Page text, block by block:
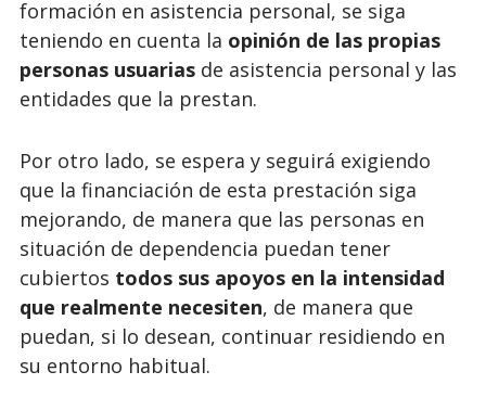
formación en asistencia personal, se siga
teniendo en cuenta la opinión de las propias
personas usuariasde asistencia personal y las
entidades que la prestan.
Por otro lado, se espera y seguirá exigiendo
que la financiación de esta prestación siga
mejorando, de manera que las personas en
situación de dependencia puedan tener
cubiertos todos sus apoyos en la intensidad
que realmente necesiten, de manera que
puedan, si lo desean, continuar residiendo en
su entorno habitual.